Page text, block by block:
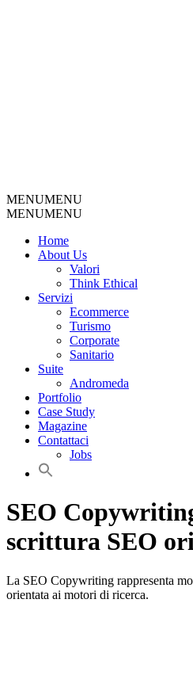
MENUMENU
MENUMENU
Home
About Us
Valori
Think Ethical
Servizi
Ecommerce
Turismo
Corporate
Sanitario
Suite
Andromeda
Portfolio
Case Study
Magazine
Contattaci
Jobs
SEO
scrittura SEO
La SEO Copywriting rappresenta
orientata ai motori di ricerca.